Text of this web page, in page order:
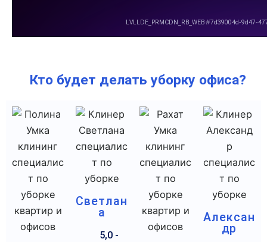
Кто будет делать уборку офиса?
Светлан
а
5,0 -
Алексан
др